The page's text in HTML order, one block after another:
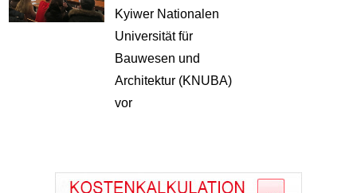
Kyiwer Nationalen
Universität für
Bauwesen und
Architektur (KNUBA)
vor